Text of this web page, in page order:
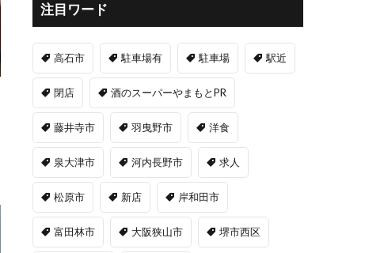
注目ワード
高石市 駐車場有 駐車場 駅近
閉店 酒のスーパーやまもとPR
藤井寺市 羽曳野市 洋食
泉大津市 河内長野市 求人
松原市 新店 岸和田市
富田林市 大阪狭山市 堺市西区